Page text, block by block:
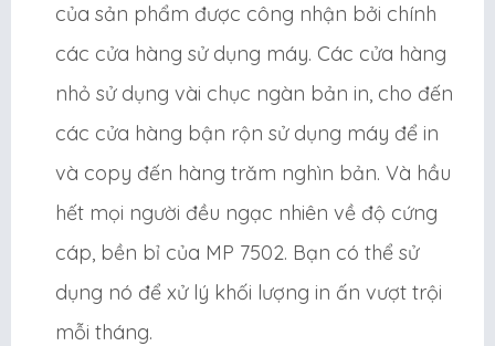
của sản phẩm được công nhận bởi chính
các cửa hàng sử dụng máy. Các cửa hàng
nhỏ sử dụng vài chục ngàn bản in, cho đến
các cửa hàng bận rộn sử dụng máy để in
và copy đến hàng trăm nghìn bản. Và hầu
hết mọi người đều ngạc nhiên về độ cứng
cáp, bền bỉ của MP 7502. Bạn có thể sử
dụng nó để xử lý khối lượng in ấn vượt trội
mỗi tháng.